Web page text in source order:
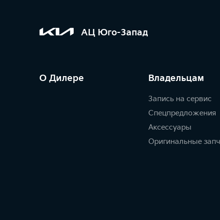
АЦ Юго-Запад
О Дилере Владельцам
Запись на сервис
Спецпредложения
Аксессуары
Оригинальные